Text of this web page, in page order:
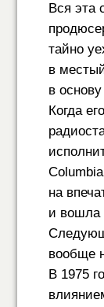
Вся эта
тайно
в
в
Когда
на
и вошла
вообще
В 1975